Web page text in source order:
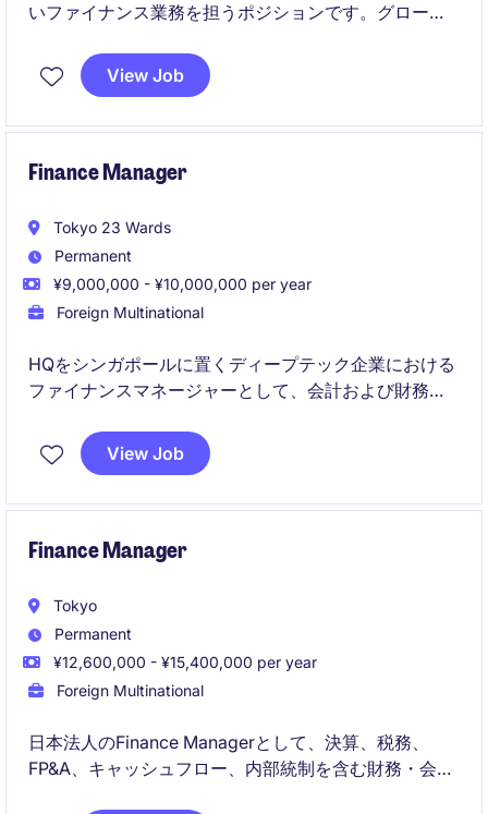
いファイナンス業務を担うポジションです。グローバ
援にも携わり、事業運営を支える重要な役割を果たし
ていただきます。
View Job
Finance Manager
Tokyo 23 Wards
Permanent
¥9,000,000 - ¥10,000,000 per year
Foreign Multinational
HQをシンガポールに置くディープテック企業における
ファイナンスマネージャーとして、会計および財務部
る実務経験を活かし、事業運営を支える重要なポジシ
ョンです。
View Job
Finance Manager
Tokyo
Permanent
¥12,600,000 - ¥15,400,000 per year
Foreign Multinational
日本法人のFinance Managerとして、決算、税務、
FP&A、キャッシュフロー、内部統制を含む財務・会計